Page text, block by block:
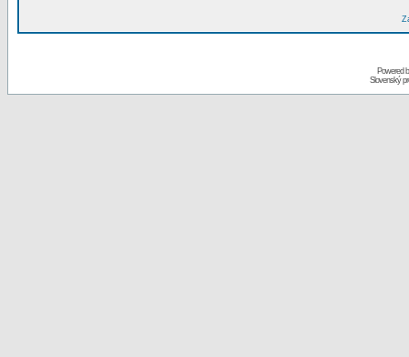
Powered
Slovenský